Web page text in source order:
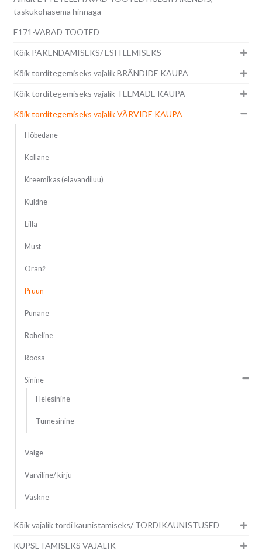
taskukohasema hinnaga
E171-VABAD TOOTED
Kõik PAKENDAMISEKS/ ESITLEMISEKS
Kõik torditegemiseks vajalik BRÄNDIDE KAUPA
Kõik torditegemiseks vajalik TEEMADE KAUPA
Kõik torditegemiseks vajalik VÄRVIDE KAUPA
Hõbedane
Kollane
Kreemikas (elavandiluu)
Kuldne
Lilla
Must
Oranž
Pruun
Punane
Roheline
Roosa
Sinine
Helesinine
Tumesinine
Valge
Värviline/ kirju
Vaskne
Kõik vajalik tordi kaunistamiseks/ TORDIKAUNISTUSED
KÜPSETAMISEKS VAJALIK